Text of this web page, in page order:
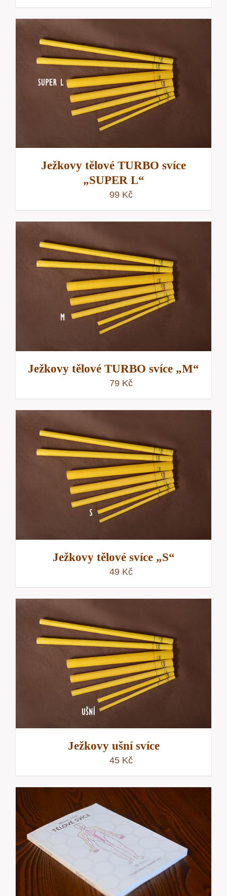
Ježkovy tělové TURBO svíce
„SUPER L“
99 Kč
Ježkovy tělové TURBO svíce „M“
79 Kč
Ježkovy tělové svíce „S“
49 Kč
Ježkovy ušní svíce
45 Kč